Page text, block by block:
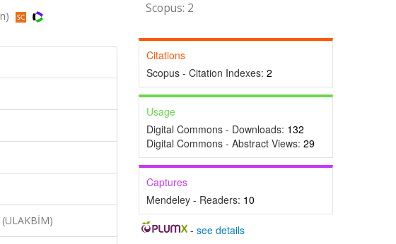
Scopus: 2
Citations
Scopus - Citation Indexes: 2
Usage
Digital Commons - Downloads: 132
Digital Commons - Abstract Views: 29
Captures
Mendeley - Readers: 10
-see details